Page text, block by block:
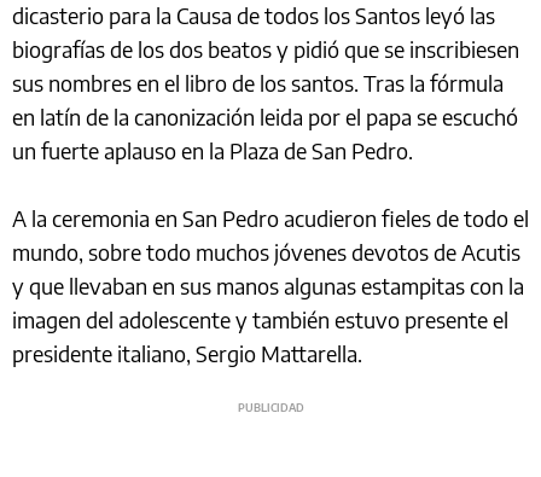
dicasterio para la Causa de todos los Santos leyó las
biografías de los dos beatos y pidió que se inscribiesen
sus nombres en el libro de los santos. Tras la fórmula
en latín de la canonización leida por el papa se escuchó
un fuerte aplauso en la Plaza de San Pedro.
A la ceremonia en San Pedro acudieron fieles de todo el
mundo, sobre todo muchos jóvenes devotos de Acutis
y que llevaban en sus manos algunas estampitas con la
imagen del adolescente y también estuvo presente el
presidente italiano, Sergio Mattarella.